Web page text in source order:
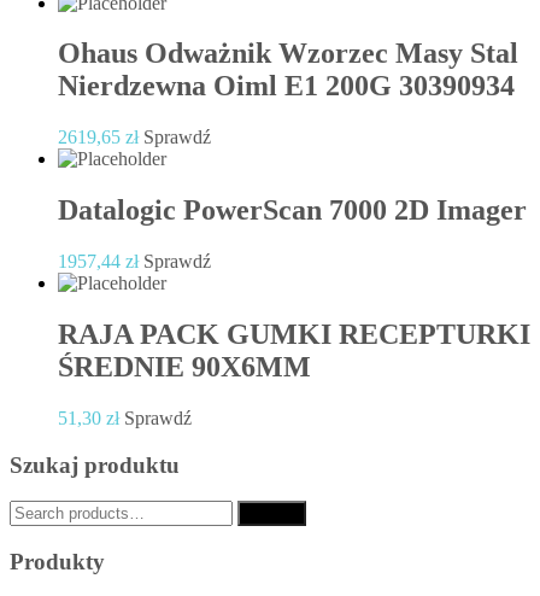
Ohaus Odważnik Wzorzec Masy Stal
Nierdzewna Oiml E1 200G 30390934
2619,65 zł Sprawdź
Datalogic PowerScan 7000 2D Imager
1957,44 zł Sprawdź
RAJA PACK GUMKI RECEPTURKI
ŚREDNIE 90X6MM
51,30 zł Sprawdź
Szukaj produktu
Search
for:
Produkty